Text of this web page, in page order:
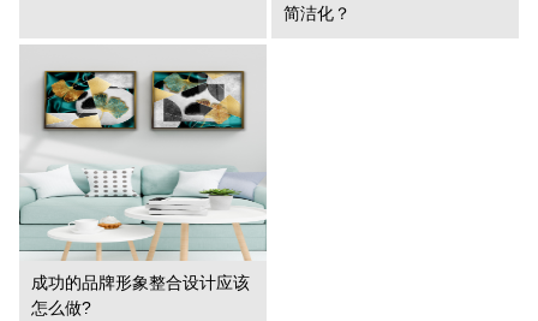
简洁化？
成功的品牌形象整合设计应该
怎么做?